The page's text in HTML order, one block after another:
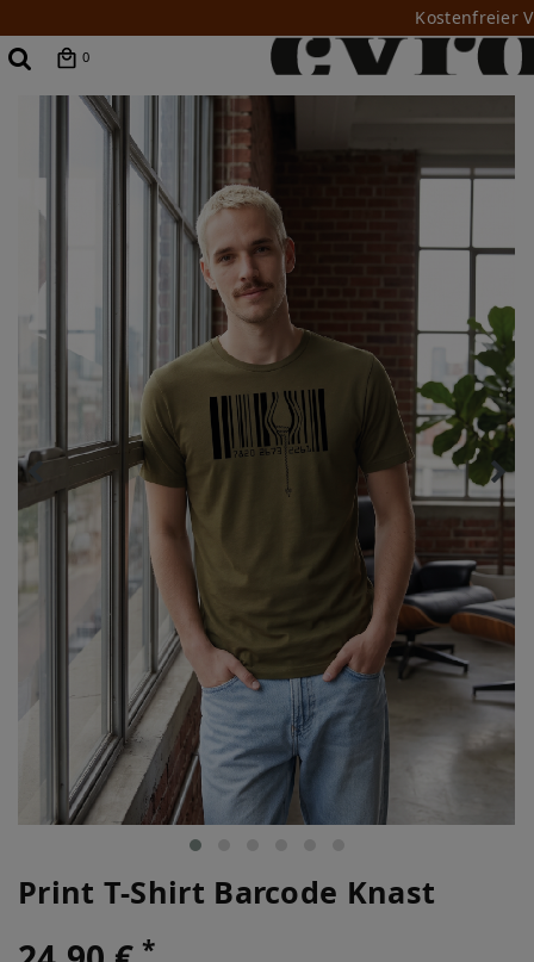
Kostenfreier
0
Print T-Shirt Barcode Knast
*